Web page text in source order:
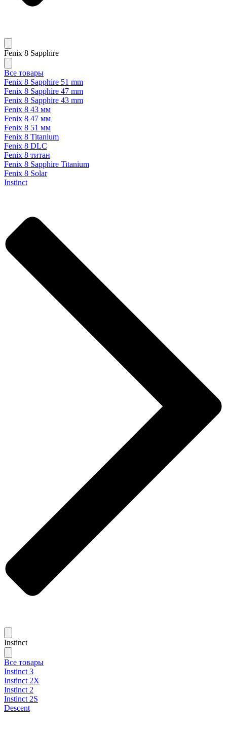
Fenix 8 Sapphire
Все товары
Fenix 8 Sapphire 51 mm
Fenix 8 Sapphire 47 mm
Fenix 8 Sapphire 43 mm
Fenix 8 43 мм
Fenix 8 47 мм
Fenix 8 51 мм
Fenix 8 Titanium
Fenix 8 DLC
Fenix 8 титан
Fenix 8 Sapphire Titanium
Fenix 8 Solar
Instinct
Instinct
Все товары
Instinct 3
Instinct 2X
Instinct 2
Instinct 2S
Descent